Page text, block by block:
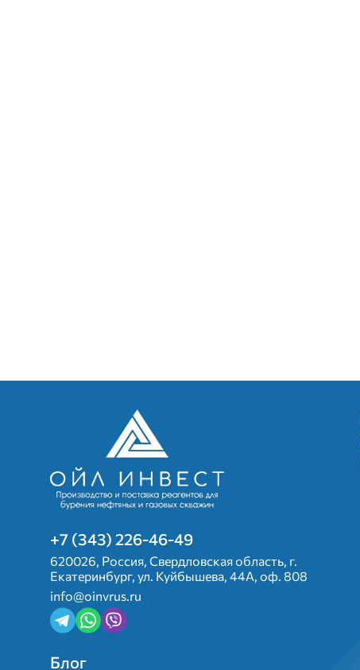
+7 (343) 226-46-49
620026, Россия, Свердловская область, г.
Екатеринбург, ул. Куйбышева, 44А, оф. 808
info@oinvrus.ru
Подвал 2
Блог